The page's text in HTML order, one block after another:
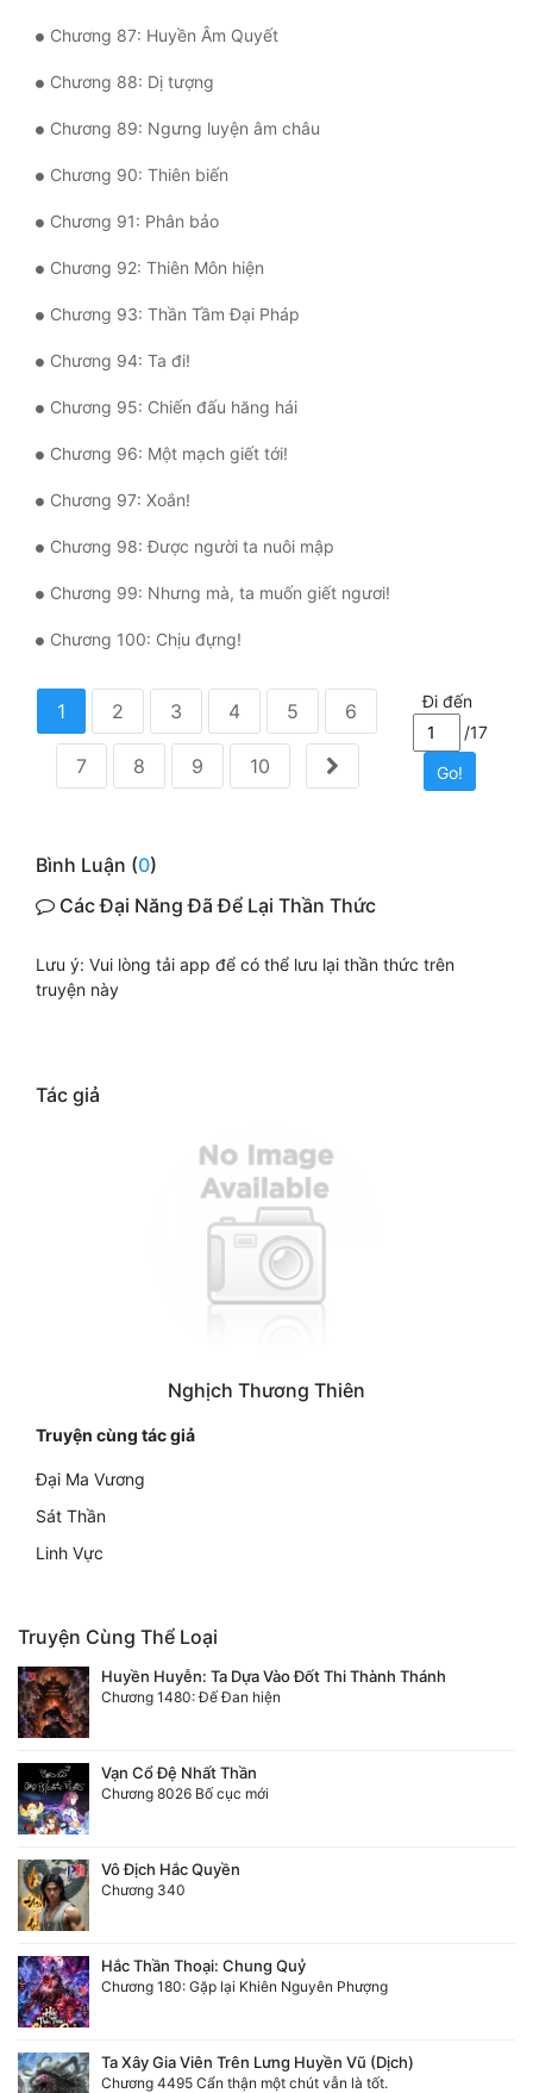
Chương 87: Huyền Âm Quyết
Chương 88: Dị tượng
Chương 89: Ngưng luyện âm châu
Chương 90: Thiên biến
Chương 91: Phân bảo
Chương 92: Thiên Môn hiện
Chương 93: Thần Tầm Đại Pháp
Chương 94: Ta đi!
Chương 95: Chiến đấu hăng hái
Chương 96: Một mạch giết tới!
Chương 97: Xoắn!
Chương 98: Được người ta nuôi mập
Chương 99: Nhưng mà, ta muốn giết ngươi!
Chương 100: Chịu đựng!
1 2 3 4 5 6
7 8 9 10
Đi đến
/17
Go!
Bình Luận (0)
Các Đại Năng Đã Để Lại Thần Thức
Lưu ý: Vui lòng tải app để có thể lưu lại thần thức trên
truyện này
Tác giả
Nghịch Thương Thiên
Truyện cùng tác giả
Đại Ma Vương
Sát Thần
Linh Vực
Truyện Cùng Thể Loại
Huyền Huyễn: Ta Dựa Vào Đốt Thi Thành Thánh
Chương 1480: Đế Đan hiện
Vạn Cổ Đệ Nhất Thần
Chương 8026 Bố cục mới
Vô Địch Hắc Quyền
Chương 340
Hắc Thần Thoại: Chung Quỷ
Chương 180: Gặp lại Khiên Nguyên Phượng
Ta Xây Gia Viên Trên Lưng Huyền Vũ (Dịch)
Chương 4495 Cẩn thận một chút vẫn là tốt.